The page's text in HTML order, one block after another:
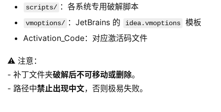
scripts/ ：各系统专用破解脚本
vmoptions/ ：JetBrains 的 idea.vmoptions
模板
Activation_Code：对应激活码文件
⚠️ 注意：
- 补丁文件夹破解后不可移动或删除。
- 路径中禁止出现中文，否则极易失败。